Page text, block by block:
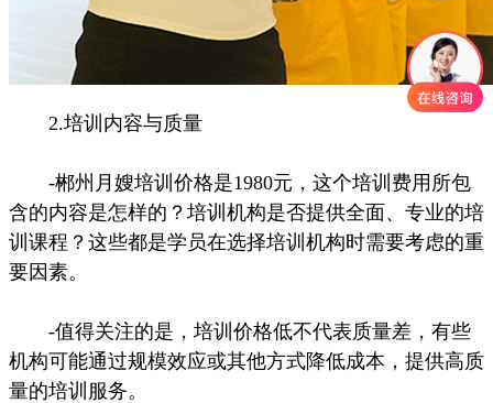
2.培训内容与质量
-郴州月嫂培训价格是1980元，这个培训费用所包
含的内容是怎样的？培训机构是否提供全面、专业的培
训课程？这些都是学员在选择培训机构时需要考虑的重
要因素。
-值得关注的是，培训价格低不代表质量差，有些
机构可能通过规模效应或其他方式降低成本，提供高质
量的培训服务。